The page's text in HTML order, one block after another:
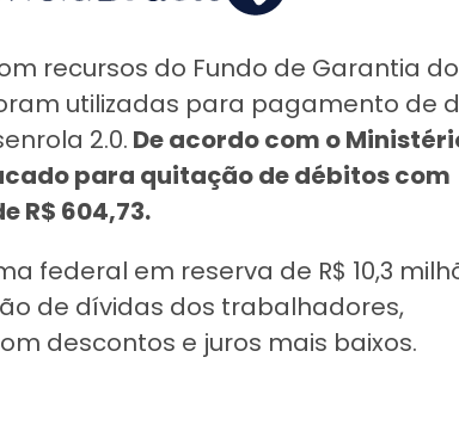
recursos do Fundo de Garantia do
utilizadas para pagamento de
2.0. De acordo com o
para quitação de débitos com
R$ 604,73.
federal em reserva de R$ 10,3
de dívidas dos trabalhadores,
descontos e juros mais baixos.